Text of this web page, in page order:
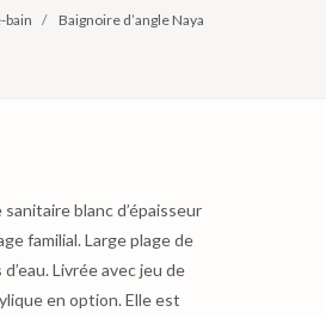
bain Baignoire d’angle Naya
blanc d’épaisseur
familial. Large plage de
Livrée avec jeu de
en option. Elle est